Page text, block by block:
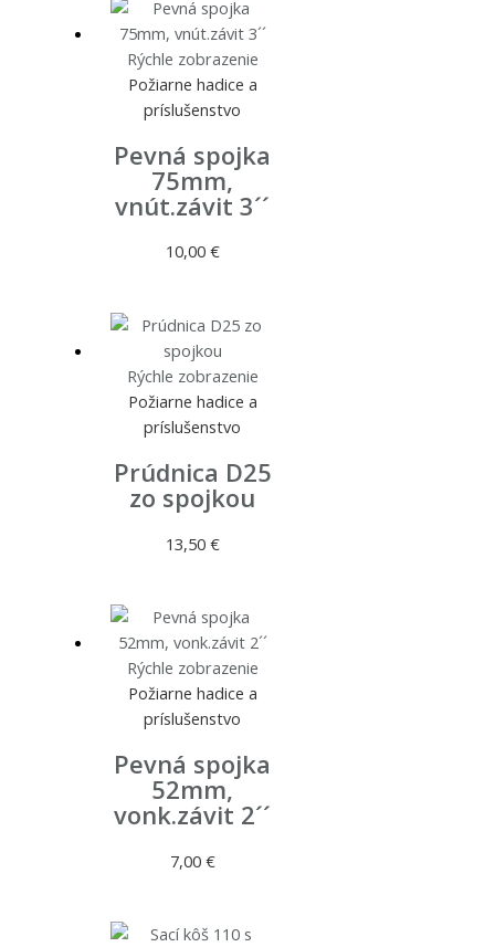
Rýchle zobrazenie
Požiarne hadice a
príslušenstvo
Pevná spojka
75mm,
vnút.závit 3´´
10,00 €
Rýchle zobrazenie
Požiarne hadice a
príslušenstvo
Prúdnica D25
zo spojkou
13,50 €
Rýchle zobrazenie
Požiarne hadice a
príslušenstvo
Pevná spojka
52mm,
vonk.závit 2´´
7,00 €